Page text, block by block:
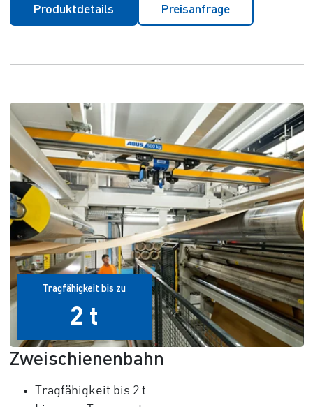
Produktdetails Preisanfrage
Tragfähigkeit bis zu
2 t
Zweischienenbahn
Tragfähigkeit bis 2 t